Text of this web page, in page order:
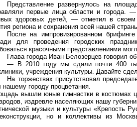
Представление развернулось на
первые лица области и города.
здоровых детей, — отметил в
региона и сохранения всей нашей
После на импровизированном
для проведения городских
красочными представлениями
Глава города Иван Белозерцев говорил
— В 2010 году мы сдали почти 400
учреждения культуры. Давайте
На торжествах присутствовал
городу процветания.
вышли юные гимнастки в костюмах
издревле населяющих нашу
музыки и культуры «Крепость
но и коллективы из